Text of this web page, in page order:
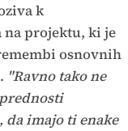
k
na projektu, ki je
osnovnih
"Ravno tako ne
da imajo ti enake